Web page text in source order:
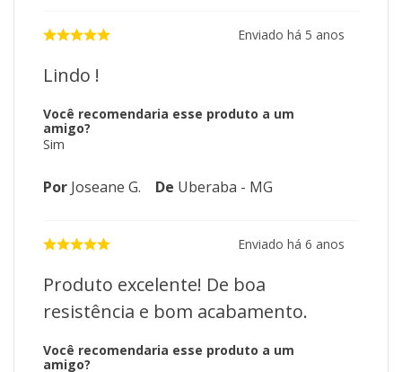
Enviado há 5 anos
Lindo !
Você recomendaria esse produto a um
amigo?
Sim
Por Joseane G. De Uberaba - MG
Enviado há 6 anos
Produto excelente! De boa
resistência e bom acabamento.
Você recomendaria esse produto a um
amigo?